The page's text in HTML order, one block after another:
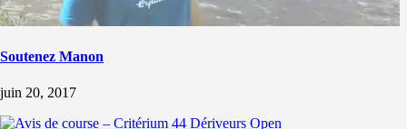
Soutenez Manon
juin 20, 2017